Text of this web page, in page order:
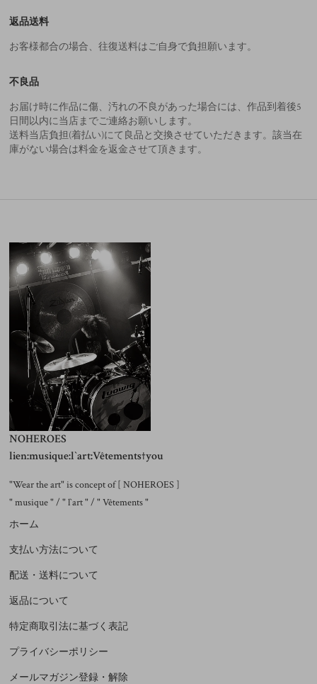
返品送料
お客様都合の場合、往復送料はご自身で負担願います。
不良品
お届け時に作品に傷、汚れの不良があった場合には、作品到着後5
日間以内に当店までご連絡お願いします。
送料当店負担(着払い)にて良品と交換させていただきます。該当在
庫がない場合は料金を返金させて頂きます。
NOHEROES
lien:musique:l`art:Vêtements†you
"Wear the art" is concept of [ NOHEROES ]
" musique " / " l`art " / " Vêtements "
ホーム
支払い方法について
配送・送料について
返品について
特定商取引法に基づく表記
プライバシーポリシー
メールマガジン登録・解除